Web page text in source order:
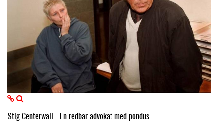
Stig Centerwall - En redbar advokat med pondus